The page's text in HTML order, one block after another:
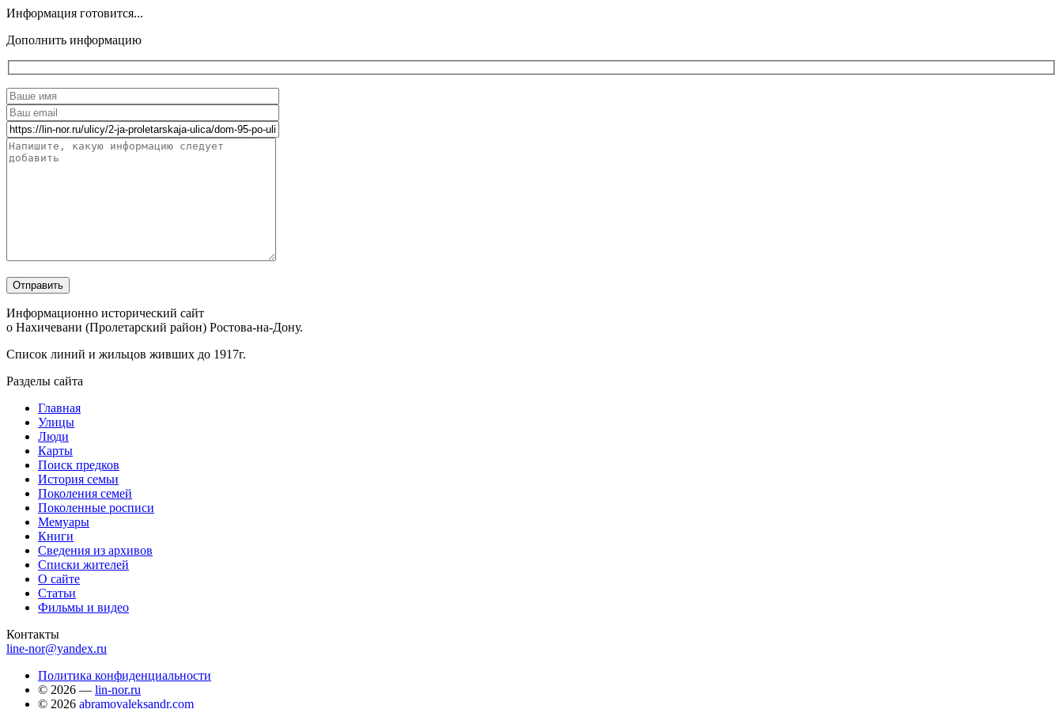
Информация готовится...
Дополнить информацию
Информационно исторический сайт
о Нахичевани (Пролетарский район) Ростова-на-Дону.
Список линий и жильцов живших до 1917г.
Разделы сайта
Главная
Улицы
Люди
Карты
Поиск предков
История семьи
Поколения семей
Поколенные росписи
Мемуары
Книги
Сведения из архивов
Списки жителей
О сайте
Статьи
Фильмы и видео
Контакты
line-nor@yandex.ru
Политика конфиденциальности
© 2026 — lin-nor.ru
© 2026 abramovaleksandr.com